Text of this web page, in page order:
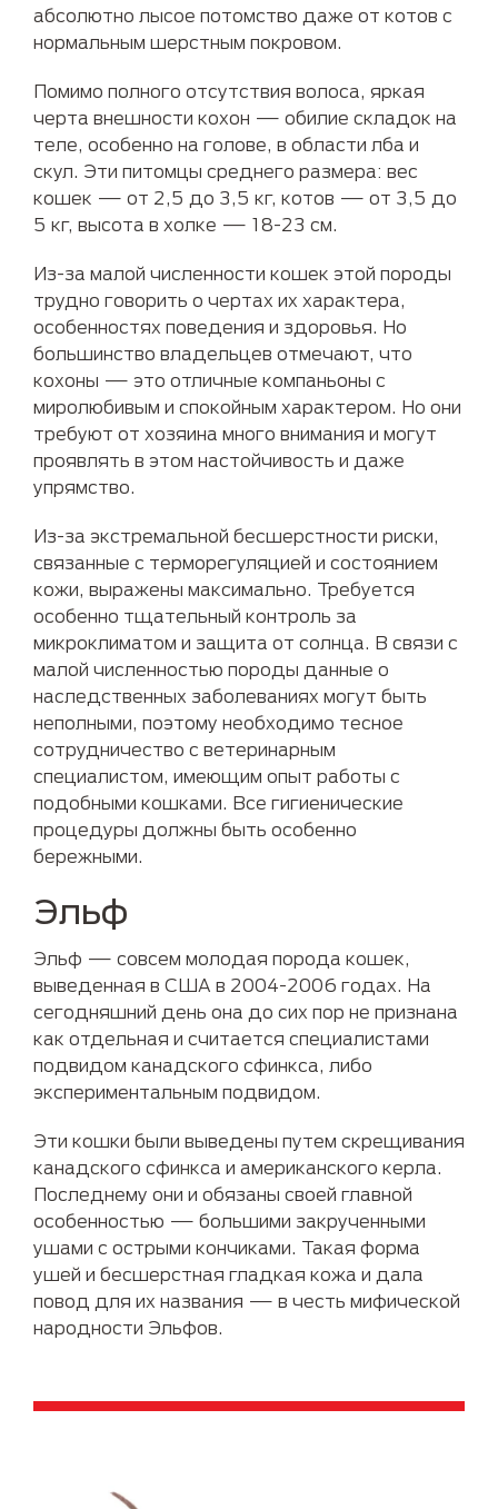
абсолютно лысое потомство даже от котов с
нормальным шерстным покровом.
Помимо полного отсутствия волоса, яркая
черта внешности кохон — обилие складок на
теле, особенно на голове, в области лба и
скул. Эти питомцы среднего размера: вес
кошек — от 2,5 до 3,5 кг, котов — от 3,5 до
5 кг, высота в холке — 18-23 см.
Из-за малой численности кошек этой породы
трудно говорить о чертах их характера,
особенностях поведения и здоровья. Но
большинство владельцев отмечают, что
кохоны — это отличные компаньоны с
миролюбивым и спокойным характером. Но они
требуют от хозяина много внимания и могут
проявлять в этом настойчивость и даже
упрямство.
Из-за экстремальной бесшерстности риски,
связанные с терморегуляцией и состоянием
кожи, выражены максимально. Требуется
особенно тщательный контроль за
микроклиматом и защита от солнца. В связи с
малой численностью породы данные о
наследственных заболеваниях могут быть
неполными, поэтому необходимо тесное
сотрудничество с ветеринарным
специалистом, имеющим опыт работы с
подобными кошками. Все гигиенические
процедуры должны быть особенно
бережными.
Эльф
Эльф — совсем молодая порода кошек,
выведенная в США в 2004-2006 годах. На
сегодняшний день она до сих пор не признана
как отдельная и считается специалистами
подвидом канадского сфинкса, либо
экспериментальным подвидом.
Эти кошки были выведены путем скрещивания
канадского сфинкса и американского керла.
Последнему они и обязаны своей главной
особенностью — большими закрученными
ушами с острыми кончиками. Такая форма
ушей и бесшерстная гладкая кожа и дала
повод для их названия — в честь мифической
народности Эльфов.